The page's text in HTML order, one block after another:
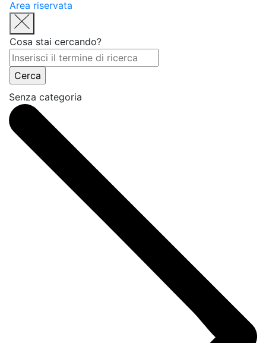
Area riservata
Cosa stai cercando?
Senza categoria